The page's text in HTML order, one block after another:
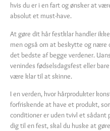
hvis du er i en fart og ønsker at
absolut et must-have.
At gøre dit hår festklar handler
men også om at beskytte og nære
det bedste af begge verdener.
venindes fødselsdagsfest eller
være klar til at skinne.
I en verden, hvor hårprodukter
forfriskende at have et produkt,
conditioner er uden tvivl et sådant
dig til en fest, skal du huske at